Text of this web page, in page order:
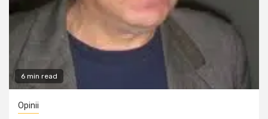
6 min read
Opinii